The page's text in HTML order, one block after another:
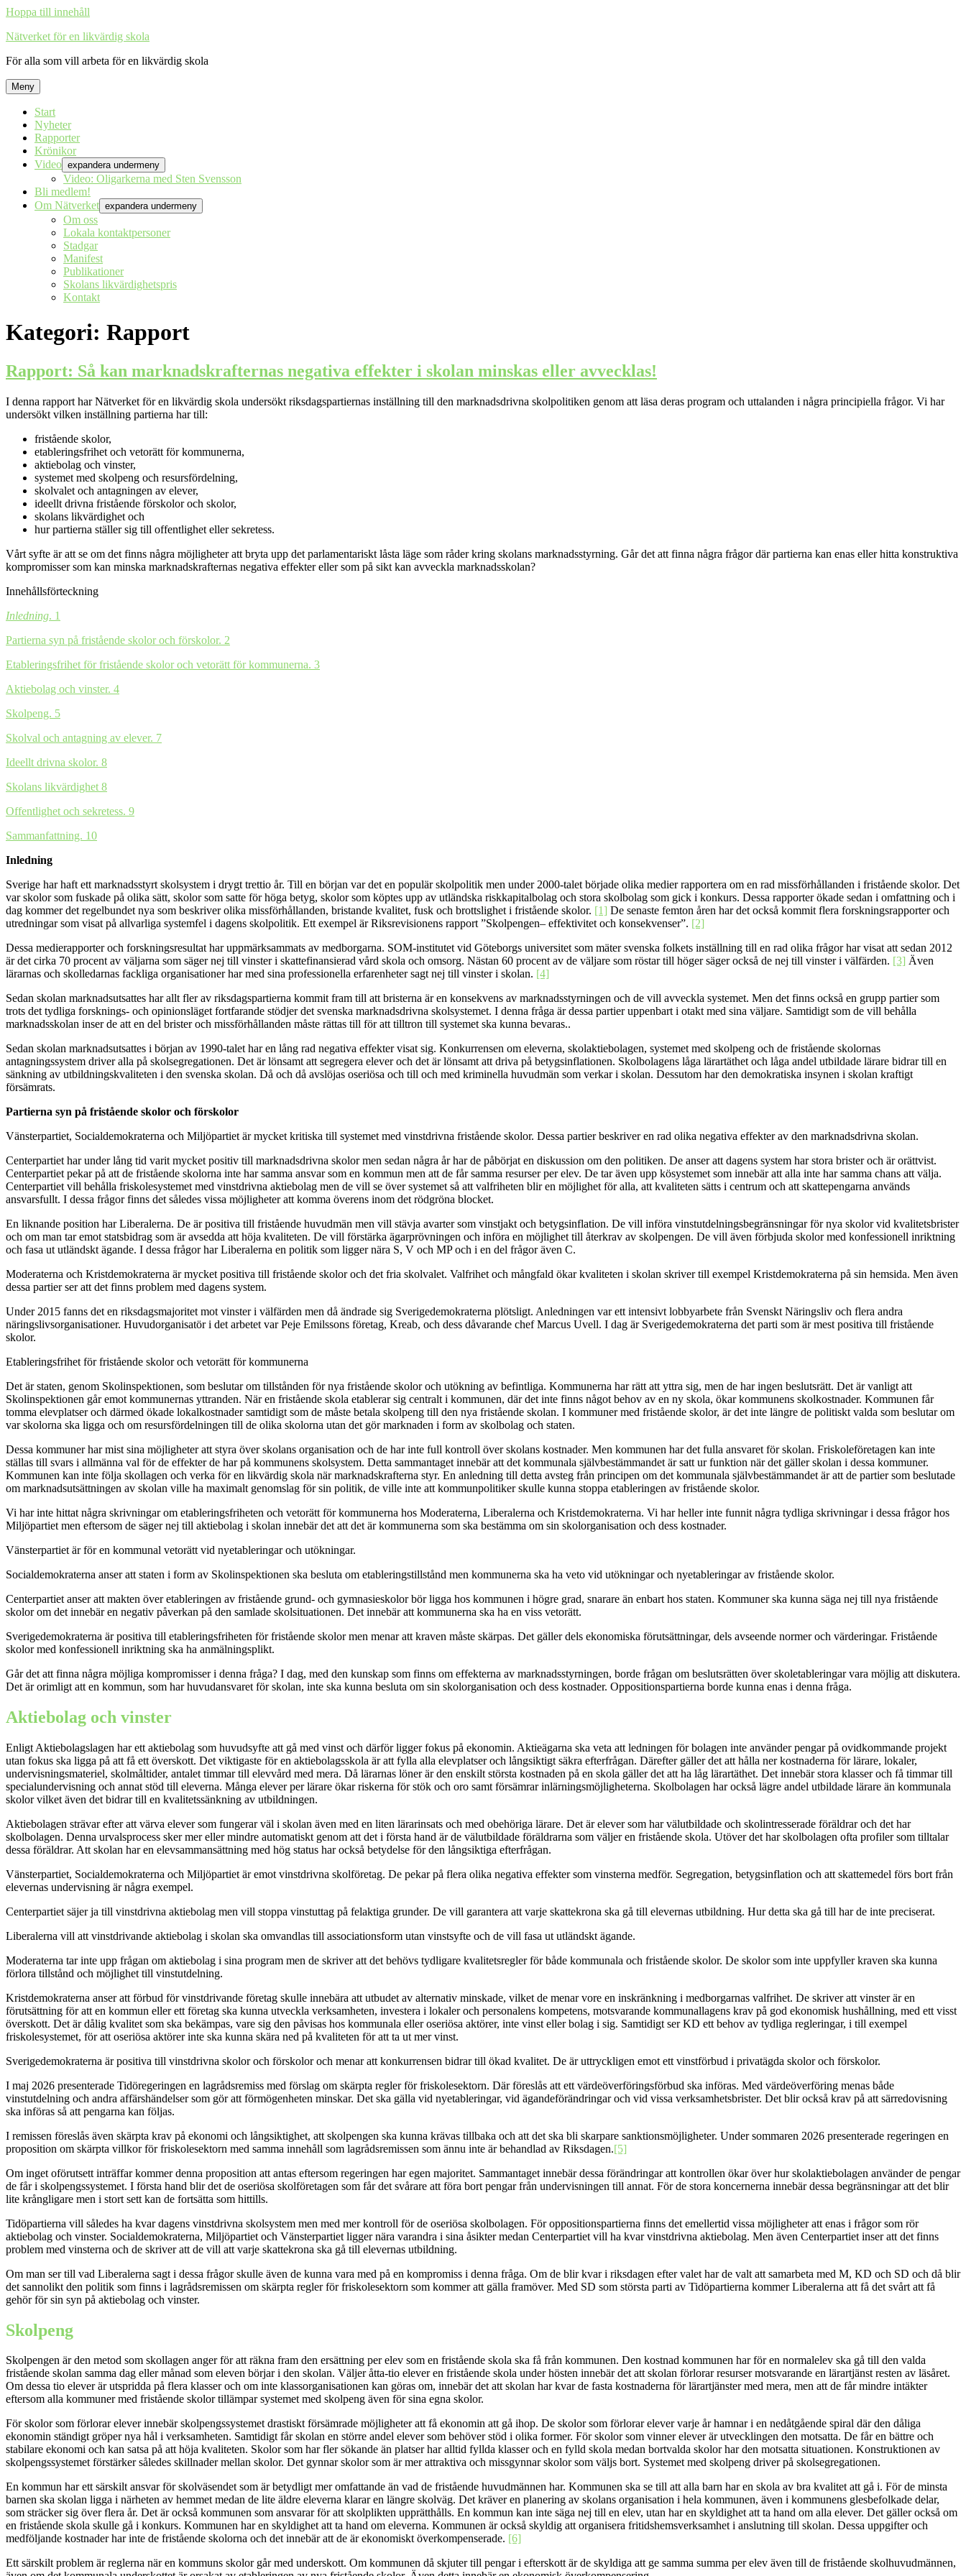
Hoppa till innehåll
Nätverket för en likvärdig skola
För alla som vill arbeta för en likvärdig skola
Meny
Start
Nyheter
Rapporter
Krönikor
Video expandera undermeny
Video: Oligarkerna med Sten Svensson
Bli medlem!
Om Nätverket expandera undermeny
Om oss
Lokala kontaktpersoner
Stadgar
Manifest
Publikationer
Skolans likvärdighetspris
Kontakt
Kategori: Rapport
Rapport: Så kan marknadskrafternas negativa effekter i skolan minskas eller avvecklas!
I denna rapport har Nätverket för en likvärdig skola undersökt riksdagspartiernas inställning till den marknadsdrivna skolpolitiken genom att läsa deras program och uttalanden i några principiella frågor. Vi har
undersökt vilken inställning partierna har till:
fristående skolor,
etableringsfrihet och vetorätt för kommunerna,
aktiebolag och vinster,
systemet med skolpeng och resursfördelning,
skolvalet och antagningen av elever,
ideellt drivna fristående förskolor och skolor,
skolans likvärdighet och
hur partierna ställer sig till offentlighet eller sekretess.
Vårt syfte är att se om det finns några möjligheter att bryta upp det parlamentariskt låsta läge som råder kring skolans marknadsstyrning. Går det att finna några frågor där partierna kan enas eller hitta konstruktiva
kompromisser som kan minska marknadskrafternas negativa effekter eller som på sikt kan avveckla marknadsskolan?
Innehållsförteckning
Inledning. 1
Partierna syn på fristående skolor och förskolor. 2
Etableringsfrihet för fristående skolor och vetorätt för kommunerna. 3
Aktiebolag och vinster. 4
Skolpeng. 5
Skolval och antagning av elever. 7
Ideellt drivna skolor. 8
Skolans likvärdighet 8
Offentlighet och sekretess. 9
Sammanfattning. 10
Inledning
Sverige har haft ett marknadsstyrt skolsystem i drygt trettio år. Till en början var det en populär skolpolitik men under 2000-talet började olika medier rapportera om en rad missförhållanden i fristående skolor. Det
var skolor som fuskade på olika sätt, skolor som satte för höga betyg, skolor som köptes upp av utländska riskkapitalbolag och stora skolbolag som gick i konkurs. Dessa rapporter ökade sedan i omfattning och i
dag kommer det regelbundet nya som beskriver olika missförhållanden, bristande kvalitet, fusk och brottslighet i fristående skolor. [1] De senaste femton åren har det också kommit flera forskningsrapporter och
utredningar som visat på allvarliga systemfel i dagens skolpolitik. Ett exempel är Riksrevisionens rapport ”Skolpengen– effektivitet och konsekvenser”. [2]
Dessa medierapporter och forskningsresultat har uppmärksammats av medborgarna. SOM-institutet vid Göteborgs universitet som mäter svenska folkets inställning till en rad olika frågor har visat att sedan 2012
är det cirka 70 procent av väljarna som säger nej till vinster i skattefinansierad vård skola och omsorg. Nästan 60 procent av de väljare som röstar till höger säger också de nej till vinster i välfärden. [3] Även
lärarnas och skolledarnas fackliga organisationer har med sina professionella erfarenheter sagt nej till vinster i skolan. [4]
Sedan skolan marknadsutsattes har allt fler av riksdagspartierna kommit fram till att bristerna är en konsekvens av marknadsstyrningen och de vill avveckla systemet. Men det finns också en grupp partier som
trots det tydliga forsknings- och opinionsläget fortfarande stödjer det svenska marknadsdrivna skolsystemet. I denna fråga är dessa partier uppenbart i otakt med sina väljare. Samtidigt som de vill behålla
marknadsskolan inser de att en del brister och missförhållanden måste rättas till för att tilltron till systemet ska kunna bevaras..
Sedan skolan marknadsutsattes i början av 1990-talet har en lång rad negativa effekter visat sig. Konkurrensen om eleverna, skolaktiebolagen, systemet med skolpeng och de fristående skolornas
antagningssystem driver alla på skolsegregationen. Det är lönsamt att segregera elever och det är lönsamt att driva på betygsinflationen. Skolbolagens låga lärartäthet och låga andel utbildade lärare bidrar till en
sänkning av utbildningskvaliteten i den svenska skolan. Då och då avslöjas oseriösa och till och med kriminella huvudmän som verkar i skolan. Dessutom har den demokratiska insynen i skolan kraftigt
försämrats.
Partierna syn på fristående skolor och förskolor
Vänsterpartiet, Socialdemokraterna och Miljöpartiet är mycket kritiska till systemet med vinstdrivna fristående skolor. Dessa partier beskriver en rad olika negativa effekter av den marknadsdrivna skolan.
Centerpartiet har under lång tid varit mycket positiv till marknadsdrivna skolor men sedan några år har de påbörjat en diskussion om den politiken. De anser att dagens system har stora brister och är orättvist.
Centerpartiet pekar på att de fristående skolorna inte har samma ansvar som en kommun men att de får samma resurser per elev. De tar även upp kösystemet som innebär att alla inte har samma chans att välja.
Centerpartiet vill behålla friskolesystemet med vinstdrivna aktiebolag men de vill se över systemet så att valfriheten blir en möjlighet för alla, att kvaliteten sätts i centrum och att skattepengarna används
ansvarsfullt. I dessa frågor finns det således vissa möjligheter att komma överens inom det rödgröna blocket.
En liknande position har Liberalerna. De är positiva till fristående huvudmän men vill stävja avarter som vinstjakt och betygsinflation. De vill införa vinstutdelningsbegränsningar för nya skolor vid kvalitetsbrister
och om man tar emot statsbidrag som är avsedda att höja kvaliteten. De vill förstärka ägarprövningen och införa en möjlighet till återkrav av skolpengen. De vill även förbjuda skolor med konfessionell inriktning
och fasa ut utländskt ägande. I dessa frågor har Liberalerna en politik som ligger nära S, V och MP och i en del frågor även C.
Moderaterna och Kristdemokraterna är mycket positiva till fristående skolor och det fria skolvalet. Valfrihet och mångfald ökar kvaliteten i skolan skriver till exempel Kristdemokraterna på sin hemsida. Men även
dessa partier ser att det finns problem med dagens system.
Under 2015 fanns det en riksdagsmajoritet mot vinster i välfärden men då ändrade sig Sverigedemokraterna plötsligt. Anledningen var ett intensivt lobbyarbete från Svenskt Näringsliv och flera andra
näringslivsorganisationer. Huvudorganisatör i det arbetet var Peje Emilssons företag, Kreab, och dess dåvarande chef Marcus Uvell. I dag är Sverigedemokraterna det parti som är mest positiva till fristående
skolor.
Etableringsfrihet för fristående skolor och vetorätt för kommunerna
Det är staten, genom Skolinspektionen, som beslutar om tillstånden för nya fristående skolor och utökning av befintliga. Kommunerna har rätt att yttra sig, men de har ingen beslutsrätt. Det är vanligt att
Skolinspektionen går emot kommunernas yttranden. När en fristående skola etablerar sig centralt i kommunen, där det inte finns något behov av en ny skola, ökar kommunens skolkostnader. Kommunen får
tomma elevplatser och därmed ökade lokalkostnader samtidigt som de måste betala skolpeng till den nya fristående skolan. I kommuner med fristående skolor, är det inte längre de politiskt valda som beslutar om
var skolorna ska ligga och om resursfördelningen till de olika skolorna utan det gör marknaden i form av skolbolag och staten.
Dessa kommuner har mist sina möjligheter att styra över skolans organisation och de har inte full kontroll över skolans kostnader. Men kommunen har det fulla ansvaret för skolan. Friskoleföretagen kan inte
ställas till svars i allmänna val för de effekter de har på kommunens skolsystem. Detta sammantaget innebär att det kommunala självbestämmandet är satt ur funktion när det gäller skolan i dessa kommuner.
Kommunen kan inte följa skollagen och verka för en likvärdig skola när marknadskrafterna styr. En anledning till detta avsteg från principen om det kommunala självbestämmandet är att de partier som beslutade
om marknadsutsättningen av skolan ville ha maximalt genomslag för sin politik, de ville inte att kommunpolitiker skulle kunna stoppa etableringen av fristående skolor.
Vi har inte hittat några skrivningar om etableringsfriheten och vetorätt för kommunerna hos Moderaterna, Liberalerna och Kristdemokraterna. Vi har heller inte funnit några tydliga skrivningar i dessa frågor hos
Miljöpartiet men eftersom de säger nej till aktiebolag i skolan innebär det att det är kommunerna som ska bestämma om sin skolorganisation och dess kostnader.
Vänsterpartiet är för en kommunal vetorätt vid nyetableringar och utökningar.
Socialdemokraterna anser att staten i form av Skolinspektionen ska besluta om etableringstillstånd men kommunerna ska ha veto vid utökningar och nyetableringar av fristående skolor.
Centerpartiet anser att makten över etableringen av fristående grund- och gymnasieskolor bör ligga hos kommunen i högre grad, snarare än enbart hos staten. Kommuner ska kunna säga nej till nya fristående
skolor om det innebär en negativ påverkan på den samlade skolsituationen. Det innebär att kommunerna ska ha en viss vetorätt.
Sverigedemokraterna är positiva till etableringsfriheten för fristående skolor men menar att kraven måste skärpas. Det gäller dels ekonomiska förutsättningar, dels avseende normer och värderingar. Fristående
skolor med konfessionell inriktning ska ha anmälningsplikt.
Går det att finna några möjliga kompromisser i denna fråga? I dag, med den kunskap som finns om effekterna av marknadsstyrningen, borde frågan om beslutsrätten över skoletableringar vara möjlig att diskutera.
Det är orimligt att en kommun, som har huvudansvaret för skolan, inte ska kunna besluta om sin skolorganisation och dess kostnader. Oppositionspartierna borde kunna enas i denna fråga.
Aktiebolag och vinster
Enligt Aktiebolagslagen har ett aktiebolag som huvudsyfte att gå med vinst och därför ligger fokus på ekonomin. Aktieägarna ska veta att ledningen för bolagen inte använder pengar på ovidkommande projekt
utan fokus ska ligga på att få ett överskott. Det viktigaste för en aktiebolagsskola är att fylla alla elevplatser och långsiktigt säkra efterfrågan. Därefter gäller det att hålla ner kostnaderna för lärare, lokaler,
undervisningsmateriel, skolmåltider, antalet timmar till elevvård med mera. Då lärarnas löner är den enskilt största kostnaden på en skola gäller det att ha låg lärartäthet. Det innebär stora klasser och få timmar till
specialundervisning och annat stöd till eleverna. Många elever per lärare ökar riskerna för stök och oro samt försämrar inlärningsmöjligheterna. Skolbolagen har också lägre andel utbildade lärare än kommunala
skolor vilket även det bidrar till en kvalitetssänkning av utbildningen.
Aktiebolagen strävar efter att värva elever som fungerar väl i skolan även med en liten lärarinsats och med obehöriga lärare. Det är elever som har välutbildade och skolintresserade föräldrar och det har
skolbolagen. Denna urvalsprocess sker mer eller mindre automatiskt genom att det i första hand är de välutbildade föräldrarna som väljer en fristående skola. Utöver det har skolbolagen ofta profiler som tilltalar
dessa föräldrar. Att skolan har en elevsammansättning med hög status har också betydelse för den långsiktiga efterfrågan.
Vänsterpartiet, Socialdemokraterna och Miljöpartiet är emot vinstdrivna skolföretag. De pekar på flera olika negativa effekter som vinsterna medför. Segregation, betygsinflation och att skattemedel förs bort från
elevernas undervisning är några exempel.
Centerpartiet säjer ja till vinstdrivna aktiebolag men vill stoppa vinstuttag på felaktiga grunder. De vill garantera att varje skattekrona ska gå till elevernas utbildning. Hur detta ska gå till har de inte preciserat.
Liberalerna vill att vinstdrivande aktiebolag i skolan ska omvandlas till associationsform utan vinstsyfte och de vill fasa ut utländskt ägande.
Moderaterna tar inte upp frågan om aktiebolag i sina program men de skriver att det behövs tydligare kvalitetsregler för både kommunala och fristående skolor. De skolor som inte uppfyller kraven ska kunna
förlora tillstånd och möjlighet till vinstutdelning.
Kristdemokraterna anser att förbud för vinstdrivande företag skulle innebära att utbudet av alternativ minskade, vilket de menar vore en inskränkning i medborgarnas valfrihet. De skriver att vinster är en
förutsättning för att en kommun eller ett företag ska kunna utveckla verksamheten, investera i lokaler och personalens kompetens, motsvarande kommunallagens krav på god ekonomisk hushållning, med ett visst
överskott. Det är dålig kvalitet som ska bekämpas, vare sig den påvisas hos kommunala eller oseriösa aktörer, inte vinst eller bolag i sig. Samtidigt ser KD ett behov av tydliga regleringar, i till exempel
friskolesystemet, för att oseriösa aktörer inte ska kunna skära ned på kvaliteten för att ta ut mer vinst.
Sverigedemokraterna är positiva till vinstdrivna skolor och förskolor och menar att konkurrensen bidrar till ökad kvalitet. De är uttryckligen emot ett vinstförbud i privatägda skolor och förskolor.
I maj 2026 presenterade Tidöregeringen en lagrådsremiss med förslag om skärpta regler för friskolesektorn. Där föreslås att ett värdeöverföringsförbud ska införas. Med värdeöverföring menas både
vinstutdelning och andra affärshändelser som gör att förmögenheten minskar. Det ska gälla vid nyetableringar, vid ägandeförändringar och vid vissa verksamhetsbrister. Det blir också krav på att särredovisning
ska införas så att pengarna kan följas.
I remissen föreslås även skärpta krav på ekonomi och långsiktighet, att skolpengen ska kunna krävas tillbaka och att det ska bli skarpare sanktionsmöjligheter. Under sommaren 2026 presenterade regeringen en
proposition om skärpta villkor för friskolesektorn med samma innehåll som lagrådsremissen som ännu inte är behandlad av Riksdagen.[5]
Om inget oförutsett inträffar kommer denna proposition att antas eftersom regeringen har egen majoritet. Sammantaget innebär dessa förändringar att kontrollen ökar över hur skolaktiebolagen använder de pengar
de får i skolpengssystemet. I första hand blir det de oseriösa skolföretagen som får det svårare att föra bort pengar från undervisningen till annat. För de stora koncernerna innebär dessa begränsningar att det blir
lite krångligare men i stort sett kan de fortsätta som hittills.
Tidöpartierna vill således ha kvar dagens vinstdrivna skolsystem men med mer kontroll för de oseriösa skolbolagen. För oppositionspartierna finns det emellertid vissa möjligheter att enas i frågor som rör
aktiebolag och vinster. Socialdemokraterna, Miljöpartiet och Vänsterpartiet ligger nära varandra i sina åsikter medan Centerpartiet vill ha kvar vinstdrivna aktiebolag. Men även Centerpartiet inser att det finns
problem med vinsterna och de skriver att de vill att varje skattekrona ska gå till elevernas utbildning.
Om man ser till vad Liberalerna sagt i dessa frågor skulle även de kunna vara med på en kompromiss i denna fråga. Om de blir kvar i riksdagen efter valet har de valt att samarbeta med M, KD och SD och då blir
det sannolikt den politik som finns i lagrådsremissen om skärpta regler för friskolesektorn som kommer att gälla framöver. Med SD som största parti av Tidöpartierna kommer Liberalerna att få det svårt att få
gehör för sin syn på aktiebolag och vinster.
Skolpeng
Skolpengen är den metod som skollagen anger för att räkna fram den ersättning per elev som en fristående skola ska få från kommunen. Den kostnad kommunen har för en normalelev ska gå till den valda
fristående skolan samma dag eller månad som eleven börjar i den skolan. Väljer åtta-tio elever en fristående skola under hösten innebär det att skolan förlorar resurser motsvarande en lärartjänst resten av läsåret.
Om dessa tio elever är utspridda på flera klasser och om inte klassorganisationen kan göras om, innebär det att skolan har kvar de fasta kostnaderna för lärartjänster med mera, men att de får mindre intäkter
eftersom alla kommuner med fristående skolor tillämpar systemet med skolpeng även för sina egna skolor.
För skolor som förlorar elever innebär skolpengssystemet drastiskt försämrade möjligheter att få ekonomin att gå ihop. De skolor som förlorar elever varje år hamnar i en nedåtgående spiral där den dåliga
ekonomin ständigt gröper nya hål i verksamheten. Samtidigt får skolan en större andel elever som behöver stöd i olika former. För skolor som vinner elever är utvecklingen den motsatta. De får en bättre och
stabilare ekonomi och kan satsa på att höja kvaliteten. Skolor som har fler sökande än platser har alltid fyllda klasser och en fylld skola medan bortvalda skolor har den motsatta situationen. Konstruktionen av
skolpengssystemet förstärker således skillnader mellan skolor. Det gynnar skolor som är mer attraktiva och missgynnar skolor som väljs bort. Systemet med skolpeng driver på skolsegregationen.
En kommun har ett särskilt ansvar för skolväsendet som är betydligt mer omfattande än vad de fristående huvudmännen har. Kommunen ska se till att alla barn har en skola av bra kvalitet att gå i. För de minsta
barnen ska skolan ligga i närheten av hemmet medan de lite äldre eleverna klarar en längre skolväg. Det kräver en planering av skolans organisation i hela kommunen, även i kommunens glesbefolkade delar,
som sträcker sig över flera år. Det är också kommunen som ansvarar för att skolplikten upprätthålls. En kommun kan inte säga nej till en elev, utan har en skyldighet att ta hand om alla elever. Det gäller också om
en fristående skola skulle gå i konkurs. Kommunen har en skyldighet att ta hand om eleverna. Kommunen är också skyldig att organisera fritidshemsverksamhet i anslutning till skolan. Dessa uppgifter och
medföljande kostnader har inte de fristående skolorna och det innebär att de är ekonomiskt överkompenserade. [6]
Ett särskilt problem är reglerna när en kommuns skolor går med underskott. Om kommunen då skjuter till pengar i efterskott är de skyldiga att ge samma summa per elev även till de fristående skolhuvudmännen,